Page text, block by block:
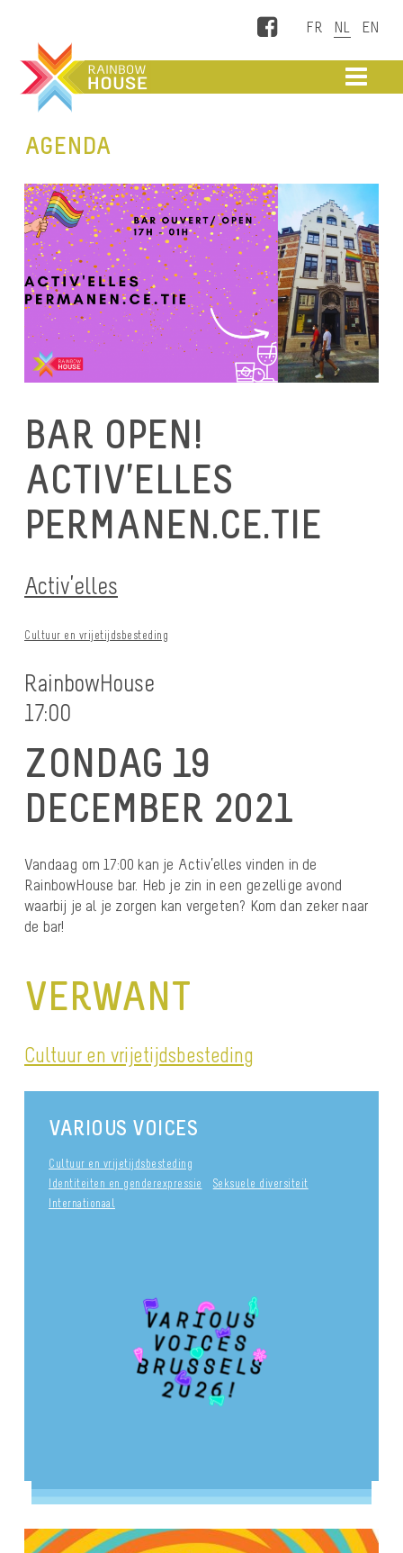
Facebook
AGENDA
BAR OPEN!
ACTIV’ELLES
PERMANEN.CE.TIE
Activ’elles
Cultuur en vrijetijdsbesteding
RainbowHouse
17:00
ZONDAG 19
DECEMBER 2021
Vandaag om 17:00 kan je Activ’elles vinden in de
RainbowHouse bar. Heb je zin in een gezellige avond
waarbij je al je zorgen kan vergeten? Kom dan zeker naar
de bar!
VERWANT
Cultuur en vrijetijdsbesteding
VARIOUS VOICES
Cultuur en vrijetijdsbesteding
Identiteiten en genderexpressie
Seksuele diversiteit
Internationaal